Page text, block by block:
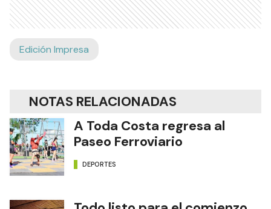
Edición Impresa
NOTAS RELACIONADAS
A Toda Costa regresa al
Paseo Ferroviario
DEPORTES